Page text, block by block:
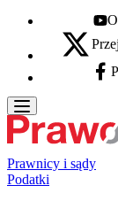
X - otwiera
Prawnicy i sądy
Podatki